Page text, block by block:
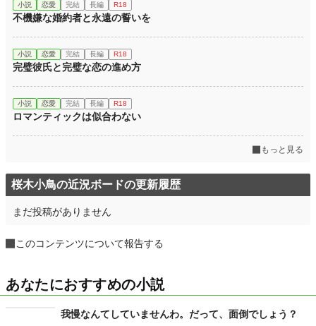
小説 恋愛 完結 長編 R18
不機嫌な婚約者と永遠の誓いを
小説 恋愛 完結 長編 R18
完璧彼氏と完璧な恋の進め方
小説 恋愛 完結 長編 R18
ロマンティックは似合わない
もっと見る
桜木小鳥の近況ボードの更新履歴
まだ投稿がありません
このコンテンツについて報告する
あなたにおすすめの小説
我慢なんてしていませんわ。だって、面倒でしょう？